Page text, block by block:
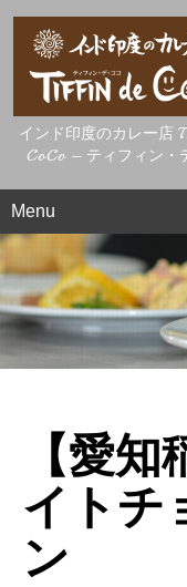
インド印度のカレー店
CoCo – ティフィン・
Menu
【愛
イトチ
ン